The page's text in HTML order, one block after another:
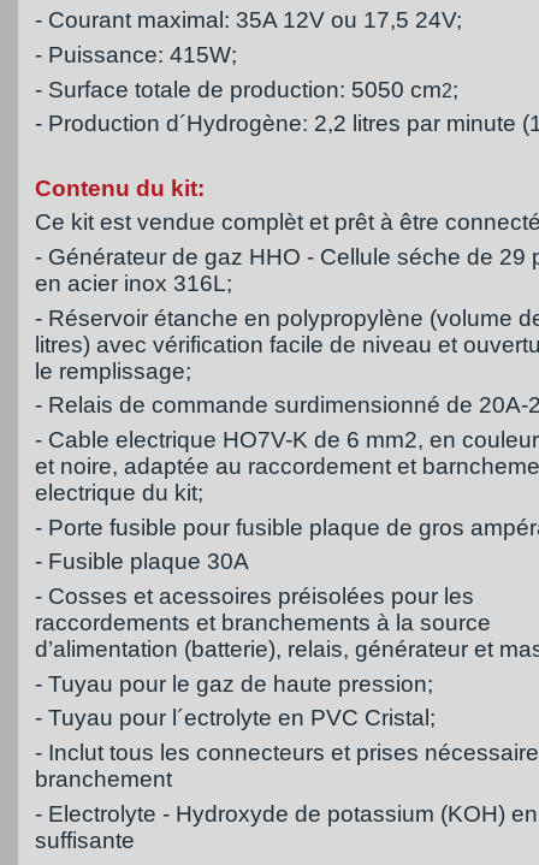
- Courant maximal: 35A 12V ou 17,5 24V;
- Puissance: 415W;
- Surface totale de production: 5050 cm2;
- Production d´Hydrogène: 2,2 litres par minute
Contenu du kit:
Ce kit est vendue complèt et prêt à être
- Générateur de gaz HHO - Cellule séche de 29
en acier inox 316L;
- Réservoir étanche en polypropylène (volume
litres) avec vérification facile de niveau et
le remplissage;
- Relais de commande surdimensionné de 20A-
- Cable electrique HO7V-K de 6 mm2, en
et noire, adaptée au raccordement et
electrique du kit;
- Porte fusible pour fusible plaque de gros
- Fusible plaque 30A
- Cosses et acessoires préisolées pour les
raccordements et branchements à la source
d’alimentation (batterie), relais, générateur et
- Tuyau pour le gaz de haute pression;
- Tuyau pour l´ectrolyte en PVC Cristal;
- Inclut tous les connecteurs et prises
branchement
- Electrolyte - Hydroxyde de potassium (KOH)
suffisante